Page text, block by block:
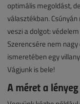
optimális megoldást,
választékban.
veszi a dolgot:
Szerencsére nem
ismeretében egy
Vágjunk is bele!
A méret a